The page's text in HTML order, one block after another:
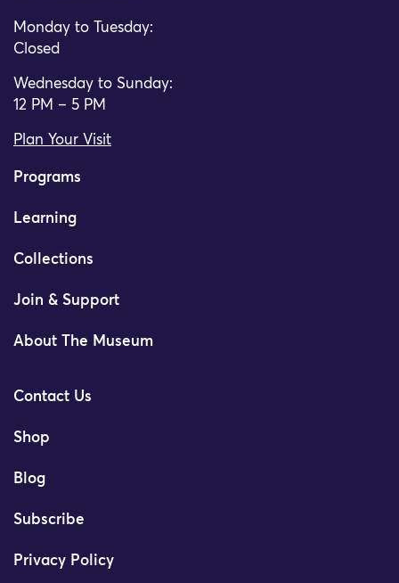
Monday to Tuesday:
Closed
Wednesday to Sunday:
12 PM – 5 PM
Plan Your Visit
Programs
Learning
Collections
Join & Support
About The Museum
Contact Us
Shop
Blog
Subscribe
Privacy Policy